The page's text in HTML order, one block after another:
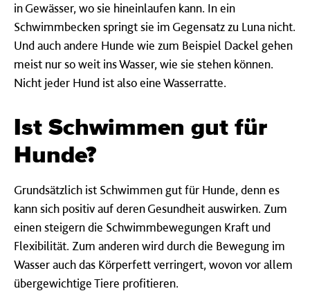
in Gewässer, wo sie hineinlaufen kann. In ein
Schwimmbecken springt sie im Gegensatz zu Luna nicht.
Und auch andere Hunde wie zum Beispiel Dackel gehen
meist nur so weit ins Wasser, wie sie stehen können.
Nicht jeder Hund ist also eine Wasserratte.
Ist Schwimmen gut für
Hunde?
Grundsätzlich ist Schwimmen gut für Hunde, denn es
kann sich positiv auf deren Gesundheit auswirken. Zum
einen steigern die Schwimmbewegungen Kraft und
Flexibilität. Zum anderen wird durch die Bewegung im
Wasser auch das Körperfett verringert, wovon vor allem
übergewichtige Tiere profitieren.